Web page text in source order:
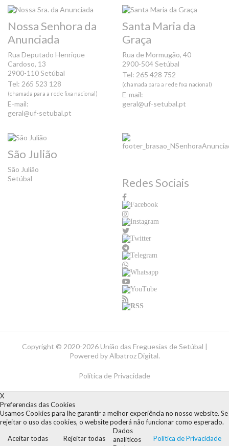
Nossa Senhora da
Anunciada
Rua Deputado Henrique
Cardoso, 13
2900-110 Setúbal
Tel: 265 523 128
(chamada para a rede fixa nacional)
E-mail:
geral@uf-setubal.pt
Santa Maria da
Graça
Rua de Mormugão, 40
2900-504 Setúbal
Tel: 265 428 752
(chamada para a rede fixa nacional)
E-mail:
geral@uf-setubal.pt
São Julião
São Julião
Setúbal
Redes Sociais
Copyright © 2020-2026 União das Freguesias de Setúbal |
Powered byAlbatroz Digital.
Política de Privacidade
X
Preferencias das Cookies
Usamos Cookies para lhe garantir a melhor experiência no nosso website. Se
rejeitar o uso das cookies, o website poderá não funcionar como esperado.
Aceitar todas
Rejeitar todas Política de Privacidade
Dados
analíticos